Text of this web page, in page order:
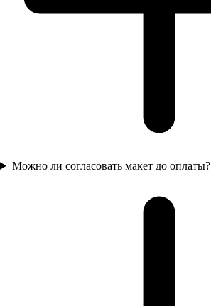
Можно ли согласовать макет до оплаты?